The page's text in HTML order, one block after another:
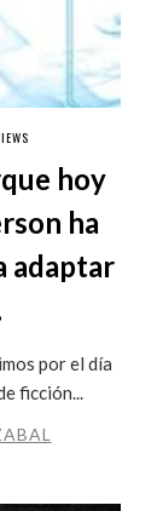
hoy
ha
adaptar
por el día
ficción...